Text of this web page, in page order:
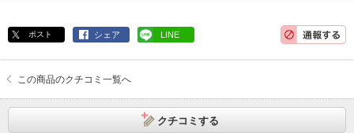
ポスト シェア LINE
この商品のクチコミ一覧へ
クチコミする